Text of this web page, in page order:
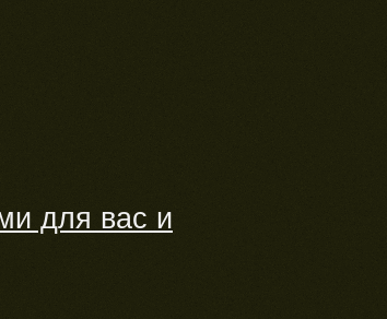
для вас и